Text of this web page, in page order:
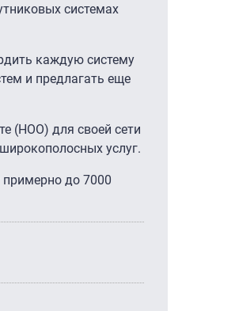
системах
каждую систему
и предлагать еще
(НОО) для своей сети
услуг.
примерно до 7000